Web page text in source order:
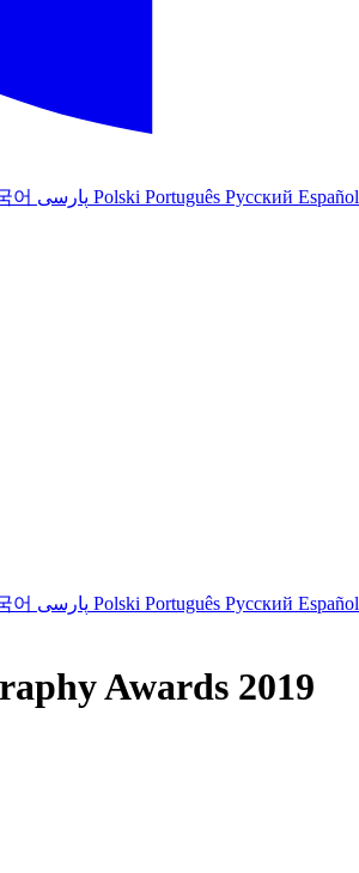
어 Polski Português Русский Español
어 Polski Português Русский Español
Awards 2019